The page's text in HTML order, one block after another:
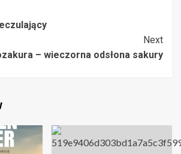
Next
– wieczorna odsłona sakury